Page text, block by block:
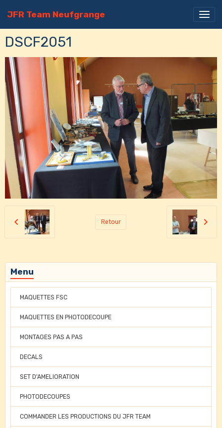
JFR Team Neufgrange
DSCF2051
Retour
Menu
MAQUETTES FSC
MAQUETTES EN PHOTODECOUPE
MONTAGES PAS A PAS
DECALS
SET D'AMELIORATION
PHOTODECOUPES
COMMANDER LES PRODUCTIONS DU JFR TEAM